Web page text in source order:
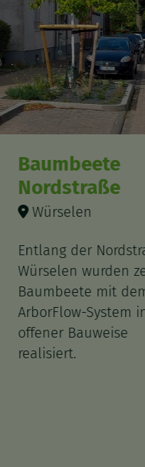
Baumbeete
Nordstraße
Würselen
Entlang der
Würselen wurden
Baumbeete mit
ArborFlow-System
offener Bauweise
realisiert.